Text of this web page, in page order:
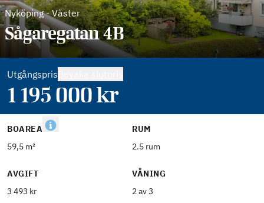
Nyköping-Väster
Sågaregatan 4B
Utgångspris
1 195 000kr
BOAREA
59,5 m²
RUM
2.5 rum
AVGIFT
3 493 kr
VÅNING
2 av 3